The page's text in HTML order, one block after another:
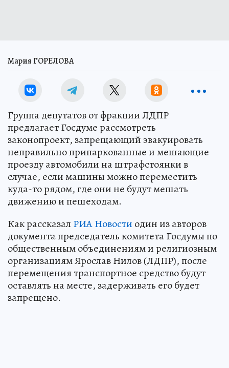
Мария ГОРЕЛОВА
Группа депутатов от фракции ЛДПР
предлагает Госдуме рассмотреть
законопроект, запрещающий эвакуировать
неправильно припаркованные и мешающие
проезду автомобили на штрафстоянки в
случае, если машины можно переместить
куда-то рядом, где они не будут мешать
движению и пешеходам.
Как рассказал РИА Новости один из авторов
документа председатель комитета Госдумы по
общественным объединениям и религиозным
организациям Ярослав Нилов (ЛДПР), после
перемещения транспортное средство будут
оставлять на месте, задерживать его будет
запрещено.